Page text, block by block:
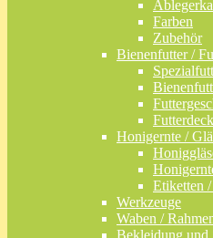
Farben
Zubehör
Bienenfutter /
Honigernte /
Etiketten
Werkzeuge
Waben /
Bekleidung und